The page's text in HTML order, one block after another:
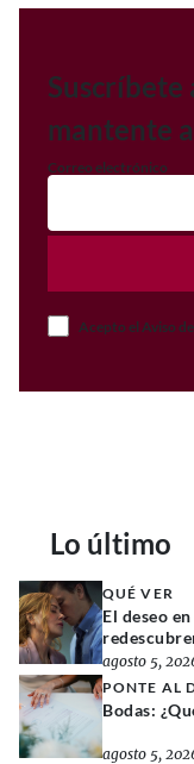
mantente
Correo electrónico
Acepto el Aviso
Lo último
QUÉ VER
El deseo
agosto 5,
PONTE AL
Bodas:
agosto 5,